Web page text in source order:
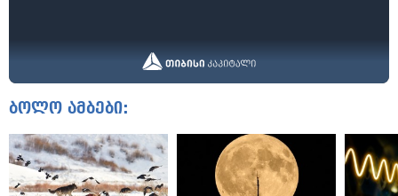
ბოლო ამბები: